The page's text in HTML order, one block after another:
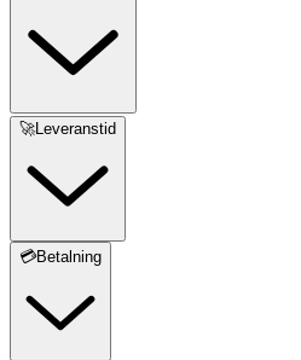
🚀Leveranstid
💳Betalning